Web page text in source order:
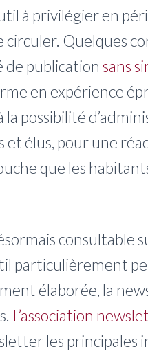
à privilégier en
circuler. Quelques
de publication sans
en expérience
la possibilité
et élus, pour une
que les
consultable
particulièrement
élaborée, la
L’association
les principales